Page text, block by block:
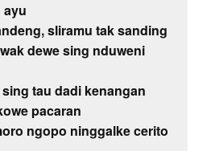
ayu
sliramu tak sanding
dewe sing nduweni
tau dadi kenangan
pacaran
ngopo ninggalke cerito